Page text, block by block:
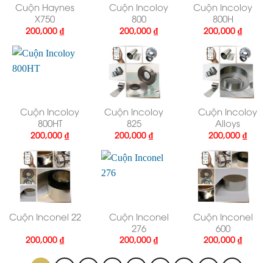
Cuộn Haynes
X750
200,000₫
Cuộn Incoloy
800
200,000₫
Cuộn Incoloy
800H
200,000₫
Cuộn Incoloy
800HT
200,000₫
Cuộn Incoloy
825
200,000₫
Cuộn Incoloy
Alloys
200,000₫
Cuộn Inconel 22
200,000₫
Cuộn Inconel
276
200,000₫
Cuộn Inconel
600
200,000₫